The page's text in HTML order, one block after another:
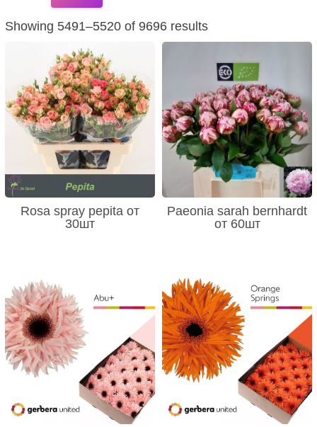
Showing 5491–5520 of 9696 results
Rosa spray pepita от
30шт
Paeonia sarah bernhardt
от 60шт